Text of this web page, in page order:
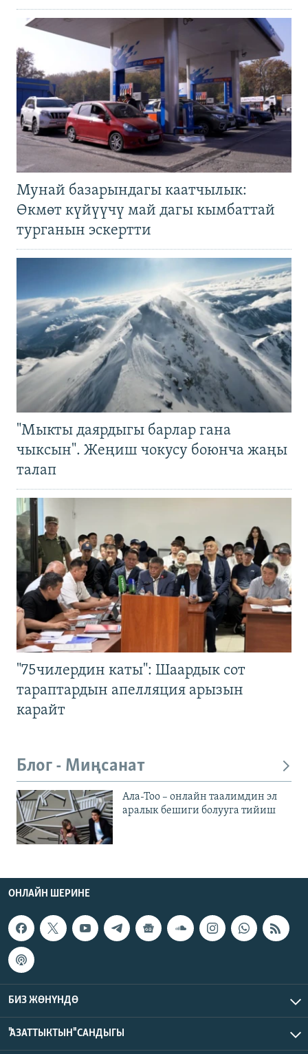
Мунай базарындагы каатчылык:
Өкмөт күйүүчү май дагы кымбаттай
турганын эскертти
"Мыкты даярдыгы барлар гана
чыксын". Жеңиш чокусу боюнча жаңы
талап
"75чилердин каты": Шаардык сот
тараптардын апелляция арызын
карайт
Блог - Миңсанат
Ала-Тоо – онлайн таалимдин эл
аралык бешиги болууга тийиш
ОНЛАЙН ШЕРИНЕ
БИЗ ЖӨНҮНДӨ
"АЗАТТЫКТЫН" САНДЫГЫ